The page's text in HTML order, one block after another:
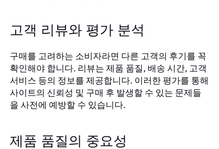
고객 리뷰와 평가 분석
구매를 고려하는 소비자라면 다른 고객의 후기를 꼭
확인해야 합니다. 리뷰는 제품 품질, 배송 시간, 고객
서비스 등의 정보를 제공합니다. 이러한 평가를 통해
사이트의 신뢰성 및 구매 후 발생할 수 있는 문제들
을 사전에 예방할 수 있습니다.
제품 품질의 중요성